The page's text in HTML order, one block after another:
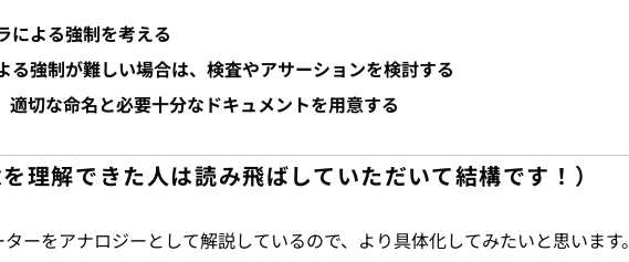
による強制を考える
る強制が難しい場合は、検査やアサーションを検討する
適切な命名と必要十分なドキュメントを用意する
理解できた人は読み飛ばしていただいて結構です！）
ーをアナロジーとして解説しているので、より具体化してみたいと思います。